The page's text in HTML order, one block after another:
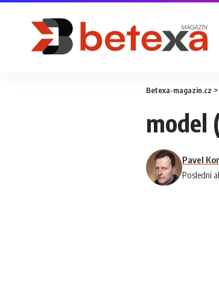
Betexa-magazin.cz >
model
Poslední
Pavel